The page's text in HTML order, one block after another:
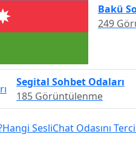
Bakü
249
Segital Sohbet Odaları
185 Görüntülenme